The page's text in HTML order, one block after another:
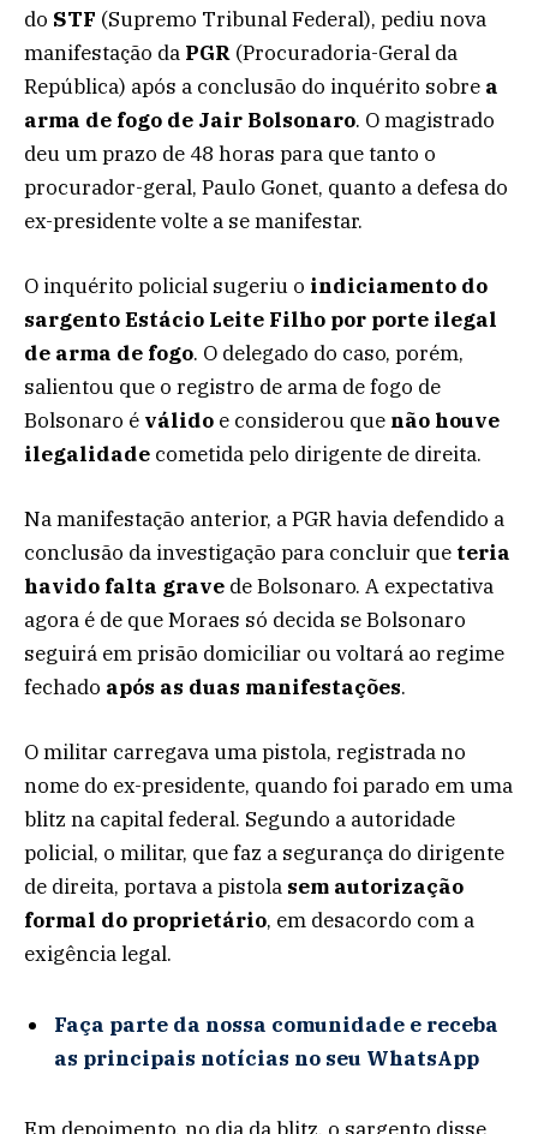
do STF (Supremo Tribunal Federal), pediu nova
manifestação da PGR (Procuradoria-Geral da
República) após a conclusão do inquérito sobre a
arma de fogo de Jair Bolsonaro. O magistrado
deu um prazo de 48 horas para que tanto o
procurador-geral, Paulo Gonet, quanto a defesa do
ex-presidente volte a se manifestar.
O inquérito policial sugeriu o indiciamento do
sargentoEstácio Leite Filho por porte ilegal
de arma de fogo. O delegado do caso, porém,
salientou que o registro de arma de fogo de
Bolsonaro é válido e considerou que não houve
ilegalidade cometida pelo dirigente de direita.
Na manifestação anterior, a PGR havia defendido a
conclusão da investigação para concluir que teria
havido falta grave de Bolsonaro. A expectativa
agora é de que Moraes só decida se Bolsonaro
seguirá em prisão domiciliar ou voltará ao regime
fechado após as duas manifestações.
O militar carregava uma pistola, registrada no
nome do ex-presidente, quando foi parado em uma
blitz na capital federal. Segundo a autoridade
policial, o militar, que faz a segurança do dirigente
de direita, portava a pistola sem autorização
formal do proprietário, em desacordo com a
exigência legal.
Faça parte da nossa comunidade e receba
as principais notícias no seu WhatsApp